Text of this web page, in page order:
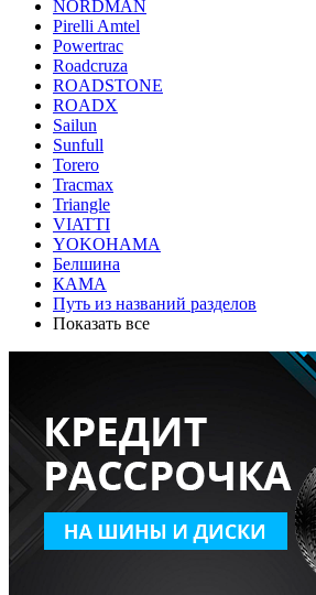
NORDMAN
Pirelli Amtel
Powertrac
Roadcruza
ROADSTONE
ROADX
Sailun
Sunfull
Torero
Tracmax
Triangle
VIATTI
YOKOHAMA
Белшина
КАМА
Путь из названий разделов
Показать все